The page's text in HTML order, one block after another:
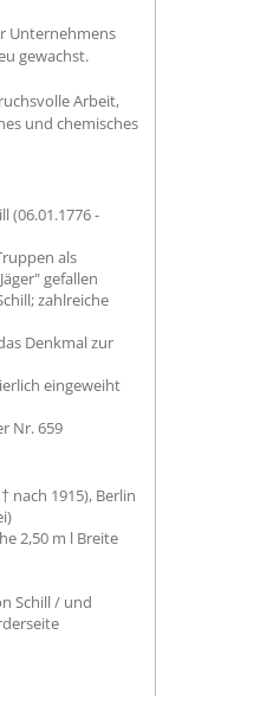
Unternehmens
gewachst.
Arbeit,
und chemisches
(06.01.1776 -
als
gefallen
zahlreiche
Denkmal zur
eingeweiht
Nr. 659
nach 1915), Berlin
2,50 m l Breite
Schill / und